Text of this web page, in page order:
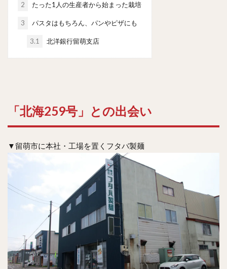
2 たった1人の生産者から始まった栽培
3 パスタはもちろん、パンやピザにも
3.1 北洋銀行留萌支店
「北海259号」との出会い
▼留萌市に本社・工場を置くフタバ製麺